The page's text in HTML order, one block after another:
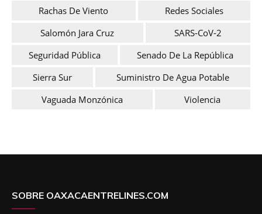
Rachas De Viento
Redes Sociales
Salomón Jara Cruz
SARS-CoV-2
Seguridad Pública
Senado De La República
Sierra Sur
Suministro De Agua Potable
Vaguada Monzónica
Violencia
SOBRE OAXACAENTRELINES.COM